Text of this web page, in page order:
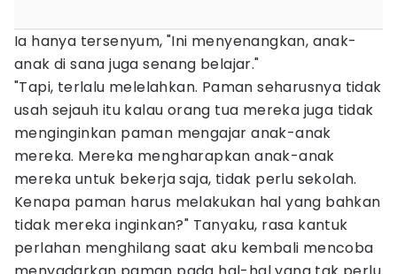
Ia hanya tersenyum, "Ini menyenangkan, anak-
anak di sana juga senang belajar."
"Tapi, terlalu melelahkan. Paman seharusnya tidak
usah sejauh itu kalau orang tua mereka juga tidak
menginginkan paman mengajar anak-anak
mereka. Mereka mengharapkan anak-anak
mereka untuk bekerja saja, tidak perlu sekolah.
Kenapa paman harus melakukan hal yang bahkan
tidak mereka inginkan?" Tanyaku, rasa kantuk
perlahan menghilang saat aku kembali mencoba